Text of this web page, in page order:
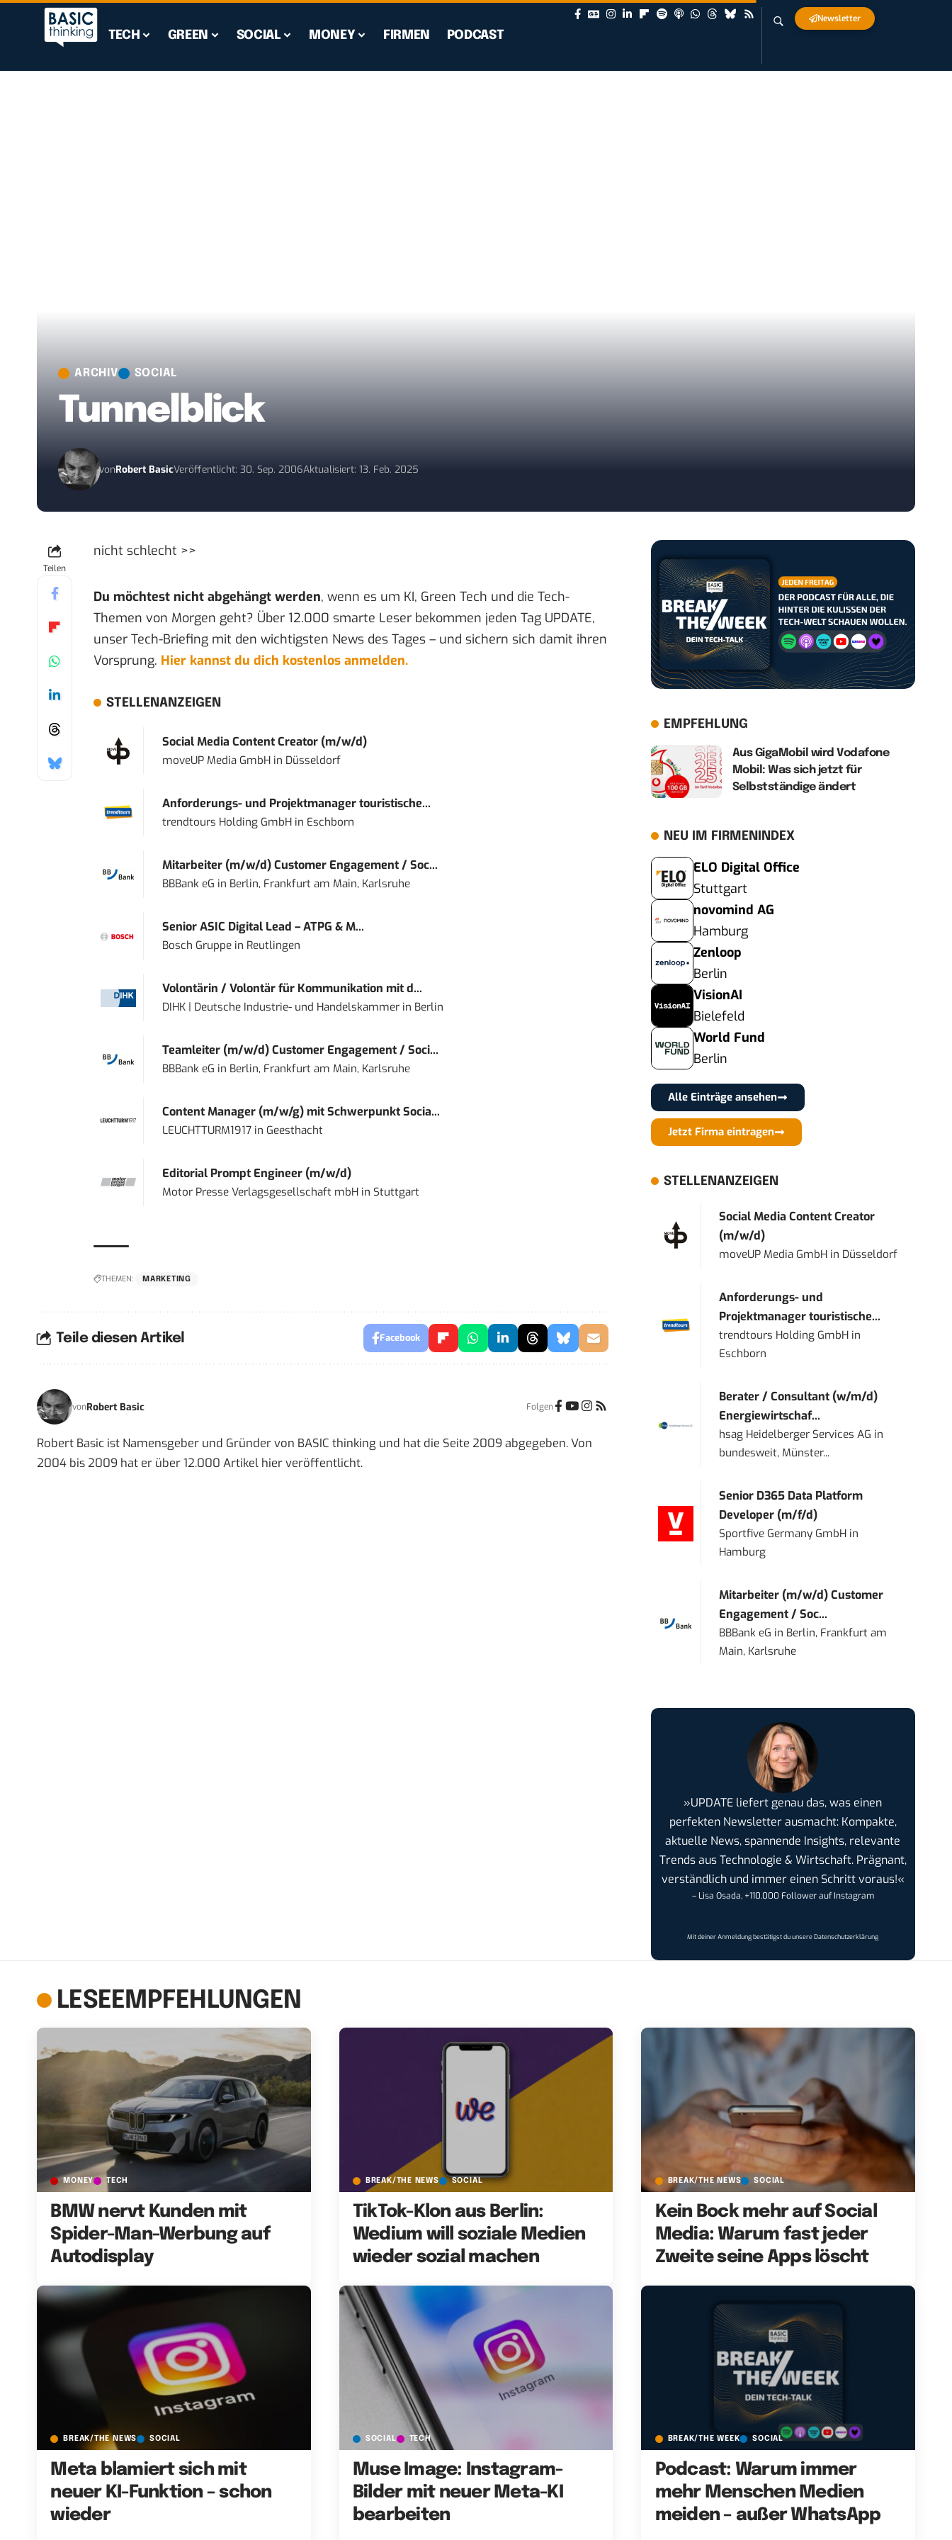
TECH GREEN SOCIAL MONEY FIRMEN PODCAST
Newsletter
ARCHIV SOCIAL
Tunnelblick
vonRobert BasicVeröffentlicht: 30. Sep. 2006Aktualisiert: 13. Feb. 2025
Teilen
nicht schlecht >>
Du möchtest nicht abgehängt werden, wenn es um KI, Green Tech und die Tech-
Themen von Morgen geht? Über 12.000 smarte Leser bekommen jeden Tag UPDATE,
unser Tech-Briefing mit den wichtigsten News des Tages – und sichern sich damit ihren
Vorsprung. Hier kannst du dich kostenlos anmelden.
STELLENANZEIGEN
Social Media Content Creator (m/w/d)
moveUP Media GmbHin Düsseldorf
Anforderungs- und Projektmanager touristische...
trendtours Holding GmbHin Eschborn
Mitarbeiter (m/w/d) Customer Engagement / Soc...
BBBank eG in Berlin, Frankfurt am Main, Karlsruhe
Senior ASIC Digital Lead – ATPG & M...
Bosch Gruppein Reutlingen
Volontärin / Volontär für Kommunikation mit d...
DIHK | Deutsche Industrie- und Handelskammerin Berlin
Teamleiter (m/w/d) Customer Engagement / Soci...
BBBank eG in Berlin, Frankfurt am Main, Karlsruhe
Content Manager (m/w/g) mit Schwerpunkt Socia...
LEUCHTTURM1917in Geesthacht
Editorial Prompt Engineer (m/w/d)
Motor Presse Verlagsgesellschaft mbHin Stuttgart
THEMEN: MARKETING
Teile diesen Artikel Facebook
vonRobert Basic Folgen
Robert Basic ist Namensgeber und Gründer von BASIC thinking und hat die Seite 2009 abgegeben. Von
2004 bis 2009 hat er über 12.000 Artikel hier veröffentlicht.
EMPFEHLUNG
Aus GigaMobil wird Vodafone
Mobil: Was sich jetzt für
Selbstständige ändert
NEU IM FIRMENINDEX
ELO Digital Office
Stuttgart
novomind AG
Hamburg
Zenloop
Berlin
VisionAI
Bielefeld
World Fund
Berlin
Alle Einträge ansehen
Jetzt Firma eintragen
STELLENANZEIGEN
Social Media Content Creator
(m/w/d)
moveUP Media GmbH in Düsseldorf
Anforderungs- und
Projektmanager touristische...
trendtours Holding GmbH in
Eschborn
Berater / Consultant (w/m/d)
Energiewirtschaf...
hsag Heidelberger Services AG in
bundesweit, Münster...
Senior D365 Data Platform
Developer (m/f/d)
Sportfive Germany GmbH in
Hamburg
Mitarbeiter (m/w/d) Customer
Engagement / Soc...
BBBank eG in Berlin, Frankfurt am
Main, Karlsruhe
»UPDATE liefert genau das, was einen
perfekten Newsletter ausmacht: Kompakte,
aktuelle News, spannende Insights, relevante
Trends aus Technologie & Wirtschaft. Prägnant,
verständlich und immer einen Schritt voraus!«
– Lisa Osada, +110.000 Follower auf Instagram
Mit deiner Anmeldung bestätigst du unsereDatenschutzerklärung
LESEEMPFEHLUNGEN
MONEY TECH
BMW nervt Kunden mit
Spider-Man-Werbung auf
Autodisplay
BREAK/THE NEWS SOCIAL
TikTok-Klon aus Berlin:
Wedium will soziale Medien
wieder sozial machen
BREAK/THE NEWS SOCIAL
Kein Bock mehr auf Social
Media: Warum fast jeder
Zweite seine Apps löscht
BREAK/THE NEWS SOCIAL
Meta blamiert sich mit
neuer KI-Funktion – schon
wieder
SOCIAL TECH
Muse Image: Instagram-
Bilder mit neuer Meta-KI
bearbeiten
BREAK/THE WEEK SOCIAL
Podcast: Warum immer
mehr Menschen Medien
meiden – außer WhatsApp